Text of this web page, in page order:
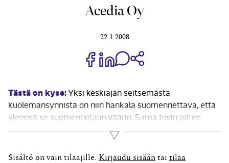
Acedia Oy
22.1.2008
Jaa Share on Facebook
Jaa Share on LinkedIn
Jaa WhatsApp-viestinä
Tästä on kyse:Yksi keskiajan seitsemästä
kuolemansynnistä on niin hankala suomennettava, että
yleensä se suomennetaan väärin. Sama tosin pätee
muihinkin kieliin kääntämisessä. Latinaksi tuo synti on
acedia, ja se merkitsee tympääntymistä,
välinpitämättömyyttä, intohimottomuutta,
Lue lisää
Sisältö on vain tilaajille. Kirjaudu sisään tai tilaa